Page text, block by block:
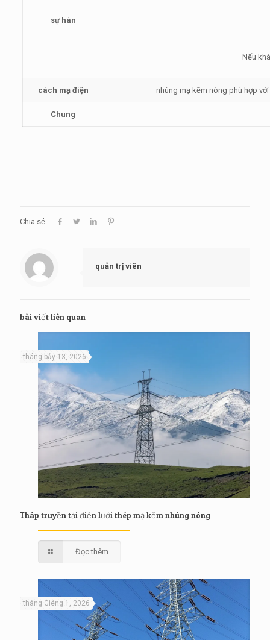
sự hàn
Nếu
cách mạ điện nhúng mạ kẽm nóng phù hợp
Chung
Chia sẻ
quản trị viên
bài viết liên quan
tháng bảy 13, 2026
Tháp truyền tải điện lưới thép mạ kẽm nhúng nóng
Đọc thêm
tháng Giêng 1, 2026